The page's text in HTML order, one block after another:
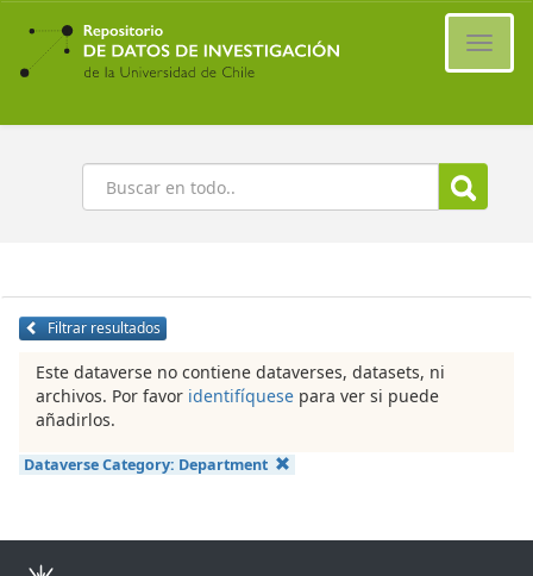
Ir
contenido
principal
Buscar
Filtrar resultados
Este dataverse no contiene dataverses, datasets, ni
archivos. Por favor identifíquese para ver si puede
añadirlos.
Dataverse Category: Department